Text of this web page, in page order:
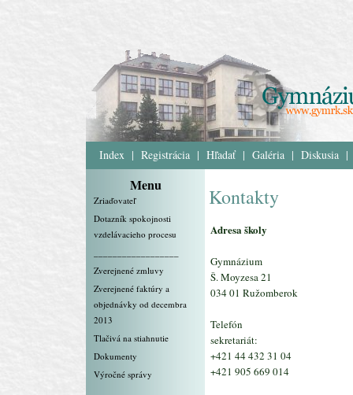
Index | Registrácia | Hľadať | Galéria | Diskusia |
Menu
Zriaďovateľ
Dotazník spokojnosti
vzdelávacieho procesu
Zverejnené zmluvy
Zverejnené faktúry a
objednávky od decembra
2013
Tlačivá na stiahnutie
Dokumenty
Výročné správy
Kontakty
Adresa školy
Gymnázium
Š. Moyzesa 21
034 01 Ružomberok
Telefón
sekretariát:
+421 44 432 31 04
+421 905 669 014